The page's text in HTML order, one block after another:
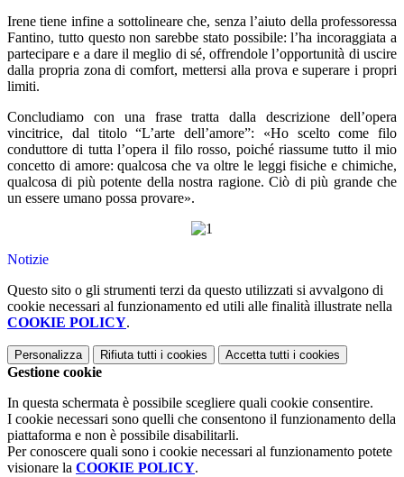
Irene tiene infine a sottolineare che, senza l’aiuto della professoressa
Fantino, tutto questo non sarebbe stato possibile: l’ha incoraggiata a
partecipare e a dare il meglio di sé, offrendole l’opportunità di uscire
dalla propria zona di comfort, mettersi alla prova e superare i propri
limiti.
Concludiamo con una frase tratta dalla descrizione dell’opera
vincitrice, dal titolo “L’arte dell’amore”: «Ho scelto come filo
conduttore di tutta l’opera il filo rosso, poiché riassume tutto il mio
concetto di amore: qualcosa che va oltre le leggi fisiche e chimiche,
qualcosa di più potente della nostra ragione. Ciò di più grande che
un essere umano possa provare».
Notizie
Questo sito o gli strumenti terzi da questo utilizzati si avvalgono di
cookie necessari al funzionamento ed utili alle finalità illustrate nella
COOKIE POLICY.
Personalizza Rifiuta tutti i cookies Accetta tutti i cookies
Gestione cookie
In questa schermata è possibile scegliere quali cookie consentire.
I cookie necessari sono quelli che consentono il funzionamento della
piattaforma e non è possibile disabilitarli.
Per conoscere quali sono i cookie necessari al funzionamento potete
visionare la COOKIE POLICY.